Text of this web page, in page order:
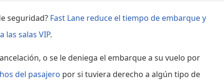
seguridad? Fast Lane reduce el tiempo de embarque y
las salas VIP.
o se le deniega el embarque a su vuelo por
del pasajero por si tuviera derecho a algún tipo de